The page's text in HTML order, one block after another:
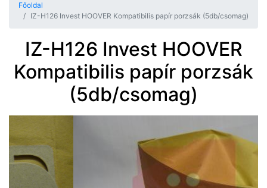
Főoldal
IZ-H126 Invest HOOVER Kompatibilis papír porzsák (5db/csomag)
IZ-H126 Invest HOOVER
Kompatibilis papír porzsák
(5db/csomag)